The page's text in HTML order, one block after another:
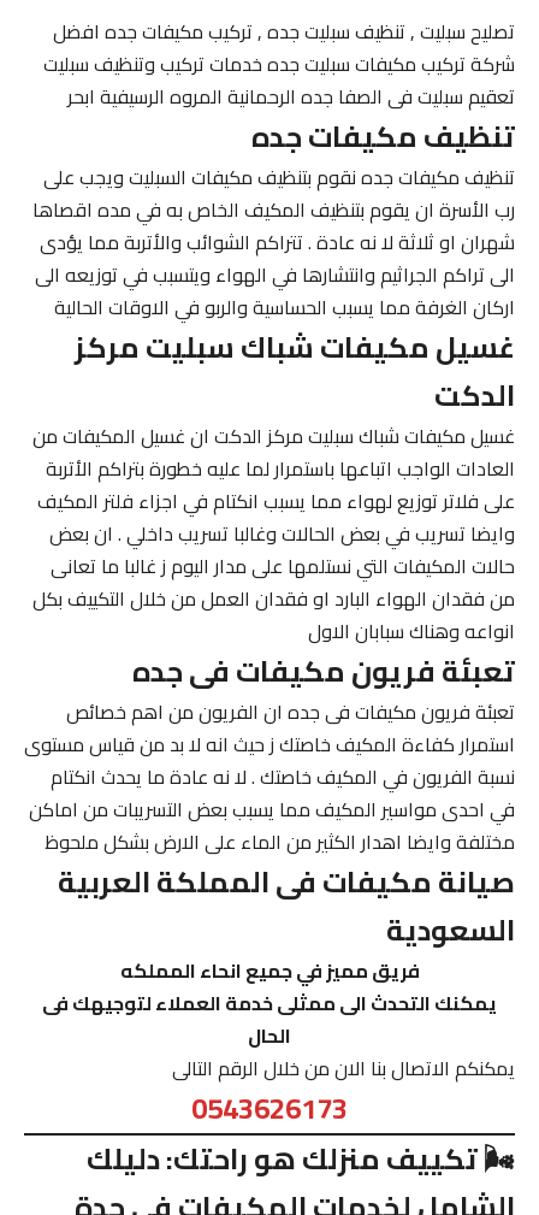
تصليح سبليت , تنظيف سبليت جده , تركيب مكيفات جده افضل
شركة تركيب مكيفات سبليت جده خدمات تركيب وتنظيف سبليت
تعقيم سبليت فى الصفا جده الرحمانية المروه الرسيفية ابحر
تنظيف مكيفات جده
تنظيف مكيفات جده نقوم بتنظيف مكيفات السبليت ويجب على
رب الأسرة ان يقوم بتنظيف المكيف الخاص به في مده اقصاها
شهران او ثلاثة لا نه عادة . تتراكم الشوائب والأتربة مما يؤدى
الى تراكم الجراثيم وانتشارها في الهواء ويتسبب في توزيعه الى
اركان الغرفة مما يسبب الحساسية والربو في الاوقات الحالية
غسيل مكيفات شباك سبليت مركز
الدكت
غسيل مكيفات شباك سبليت مركز الدكت ان غسيل المكيفات من
العادات الواجب اتباعها باستمرار لما عليه خطورة بتراكم الأتربة
على فلاتر توزيع لهواء مما يسبب انكتام في اجزاء فلتر المكيف
وايضا تسريب في بعض الحالات وغالبا تسريب داخلي . ان بعض
حالات المكيفات التي نستلمها على مدار اليوم ز غالبا ما تعانى
من فقدان الهواء البارد او فقدان العمل من خلال التكييف بكل
انواعه وهناك سبابان الاول
تعبئة فريون مكيفات فى جده
تعبئة فريون مكيفات فى جده ان الفريون من اهم خصائص
استمرار كفاءة المكيف خاصتك ز حيث انه لا بد من قياس مستوى
نسبة الفريون في المكيف خاصتك . لا نه عادة ما يحدث انكتام
في احدى مواسير المكيف مما يسبب بعض التسريبات من اماكن
مختلفة وايضا اهدار الكثير من الماء على الارض بشكل ملحوظ
صيانة مكيفات فى المملكة العربية
السعودية
فريق مميز في جميع انحاء المملكه
يمكنك التحدث الى ممثلى خدمة العملاء لتوجيهك فى
الحال
يمكنكم الاتصال بنا الان من خلال الرقم التالى
0543626173
🌬️ تكييف منزلك هو راحتك: دليلك